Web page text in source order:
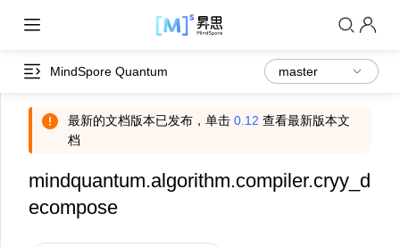
MindSpore Quantum
最新的文档版本已发布，单击 0.12 查看最新版本文
档
mindquantum.algorithm.compiler.cryy_d
ecompose